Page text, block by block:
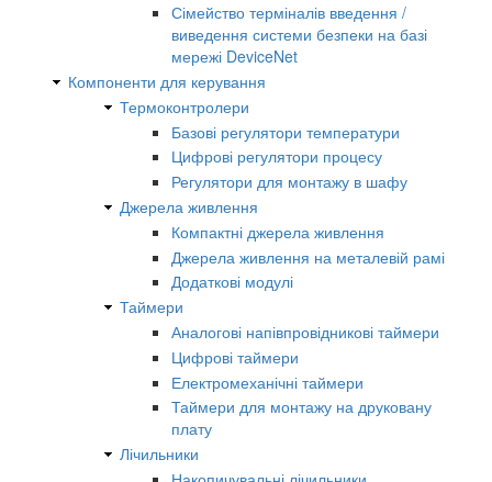
Сімейство терміналів введення /
виведення системи безпеки на базі
мережі DeviceNet
Компоненти для керування
Термоконтролери
Базові регулятори температури
Цифрові регулятори процесу
Регулятори для монтажу в шафу
Джерела живлення
Компактні джерела живлення
Джерела живлення на металевій рамі
Додаткові модулі
Таймери
Аналогові напівпровідникові таймери
Цифрові таймери
Електромеханічні таймери
Таймери для монтажу на друковану
плату
Лічильники